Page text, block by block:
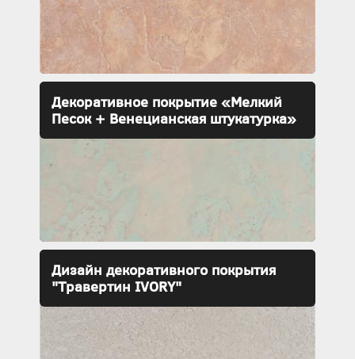
Декоративное покрытие «Мелкий
Песок + Венецианская штукатурка»
Дизайн декоративного покрытия
"Травертин IVORY"